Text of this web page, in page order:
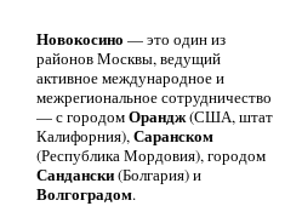
Новокосино — это один из
районов Москвы, ведущий
активное международное и
межрегиональное сотрудничество
— с городомОрандж(США, штат
Калифорния),Саранском
(Республика Мордовия), городом
Сандански(Болгария) и
Волгоградом.